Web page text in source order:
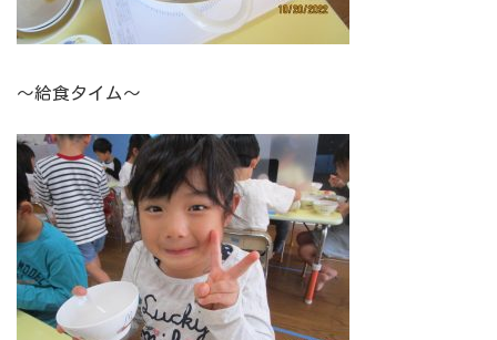
～給食タイム～